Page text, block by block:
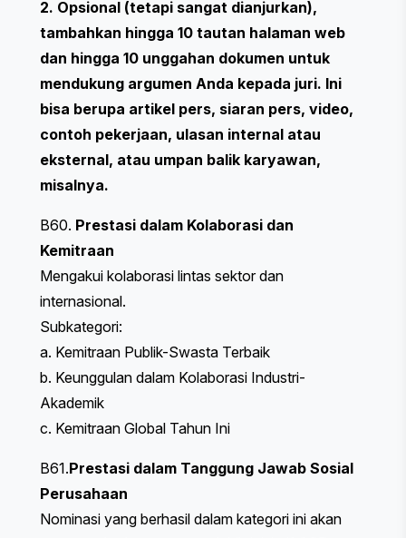
2. Opsional (tetapi sangat dianjurkan),
tambahkan hingga 10 tautan halaman web
dan hingga 10 unggahan dokumen untuk
mendukung argumen Anda kepada juri. Ini
bisa berupa artikel pers, siaran pers, video,
contoh pekerjaan, ulasan internal atau
eksternal, atau umpan balik karyawan,
misalnya.
B60. Prestasi dalam Kolaborasi dan
Kemitraan
Mengakui kolaborasi lintas sektor dan
internasional.
Subkategori:
a. Kemitraan Publik-Swasta Terbaik
b. Keunggulan dalam Kolaborasi Industri-
Akademik
c. Kemitraan Global Tahun Ini
B61.Prestasi dalam Tanggung Jawab Sosial
Perusahaan
Nominasi yang berhasil dalam kategori ini akan